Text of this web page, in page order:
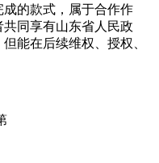
的款式，属于合作作
同享有山东省人民政
能在后续维权、授权、